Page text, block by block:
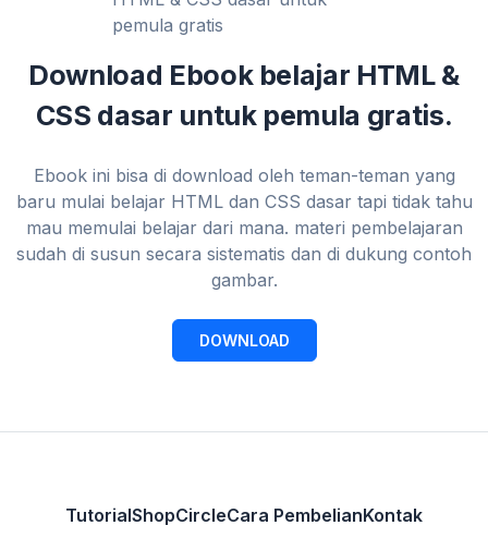
Download Ebook belajar HTML &
CSS dasar untuk pemula gratis.
Ebook ini bisa di download oleh teman-teman yang
baru mulai belajar HTML dan CSS dasar tapi tidak tahu
mau memulai belajar dari mana. materi pembelajaran
sudah di susun secara sistematis dan di dukung contoh
gambar.
DOWNLOAD
TutorialShopCircleCara PembelianKontak